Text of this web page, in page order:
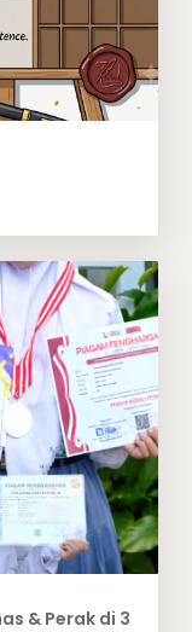
& Perak di 3